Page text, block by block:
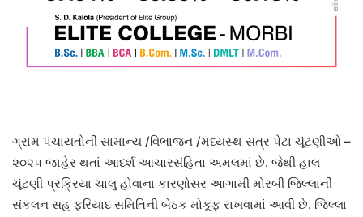
ગ્રામ પંચાયતોની સામાન્ય /વિભાજન /મધ્યસ્થ સત્ર પેટા ચૂંટણીઓ –
૨૦૨૫ જાહેર થતાં આદર્શ આચારસંહિતા અમલમાં છે. જેથી હાલ
ચૂંટણી પ્રક્રિયા ચાલુ હોવાના કારણોસર આગામી મોરબી જિલ્લાની
સંકલન સહ ફરિયાદ સમિતિની બેઠક મોકૂફ રાખવામાં આવી છે. જિલ્લા